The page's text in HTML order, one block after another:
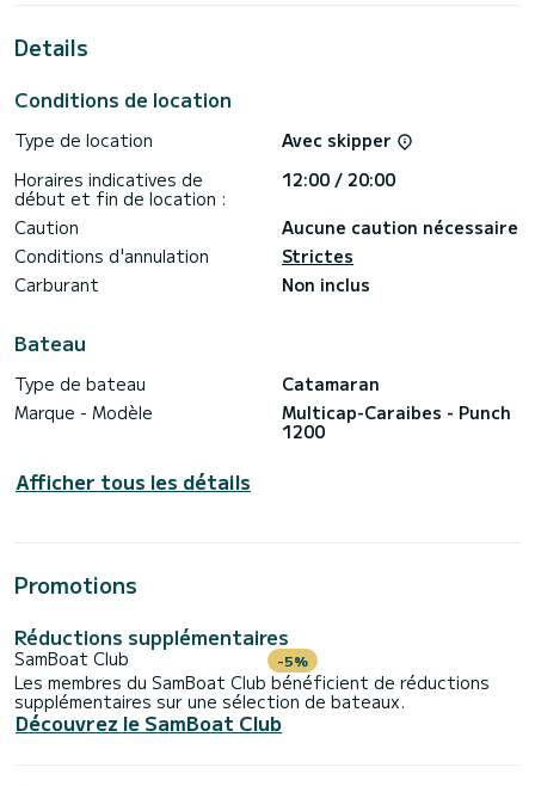
Details
Conditions de location
Type de location
Avec skipper
Horaires indicatives de
début et fin de location :
12:00 / 20:00
Caution
Aucune caution nécessaire
Conditions d'annulation
Strictes
Carburant
Non inclus
Bateau
Type de bateau
Catamaran
Marque - Modèle
Multicap-Caraibes - Punch
1200
Afficher tous les détails
Promotions
Réductions supplémentaires
SamBoat Club -5%
Les membres du SamBoat Club bénéficient de réductions
supplémentaires sur une sélection de bateaux.
Découvrez le SamBoat Club